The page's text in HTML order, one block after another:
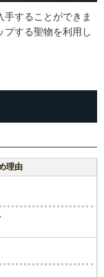
することができま
プする聖物を利用し
理由